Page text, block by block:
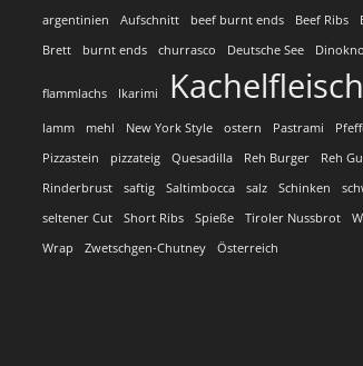
argentinien Aufschnitt beef burnt ends Beef Ribs
Brett
burnt ends churrasco Deutsche See
flammlachs Ikarimi Kachelfleisch
lamm mehl New York Style ostern Pastrami
Pizzastein
pizzateig Quesadilla Reh Burger Reh
Rinderbrust
saftig Saltimbocca salz Schinken
seltener Cut
Short Ribs Spieße Tiroler Nussbrot
Wrap
Zwetschgen-Chutney Österreich